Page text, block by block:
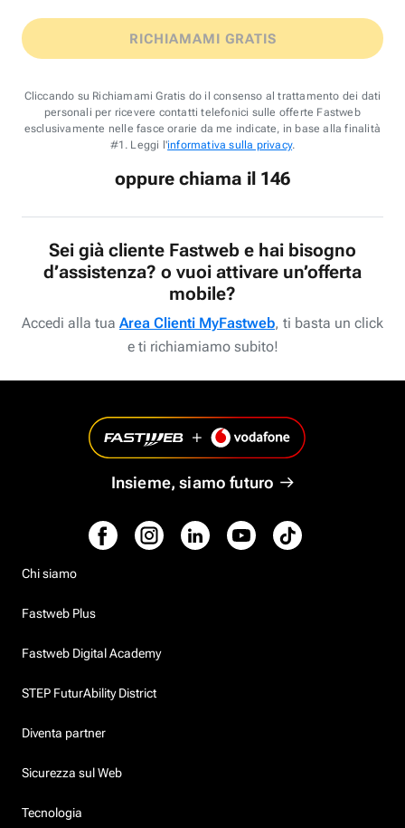
RICHIAMAMI GRATIS
Cliccando su Richiamami Gratis do il consenso al trattamento dei dati
personali per ricevere contatti telefonici sulle offerte Fastweb
esclusivamente nelle fasce orarie da me indicate, in base alla finalità
#1. Leggi l'informativa sulla privacy.
oppure chiama il 146
Sei già cliente Fastweb e hai bisogno
d’assistenza? o vuoi attivare un’offerta
mobile?
Accedi alla tua Area Clienti MyFastweb, ti basta un click
e ti richiamiamo subito!
Insieme, siamo futuro
Chi siamo
Fastweb Plus
Fastweb Digital Academy
STEP FuturAbility District
Diventa partner
Sicurezza sul Web
Tecnologia